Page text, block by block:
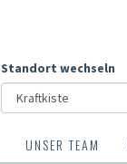
Standort wechseln
UNSER TEAM